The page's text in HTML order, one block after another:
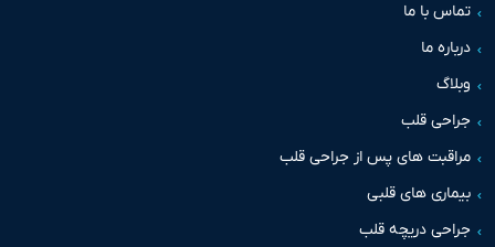
با ما
ما
قلب
های پس از جراحی قلب
های قلبی
دریچه قلب